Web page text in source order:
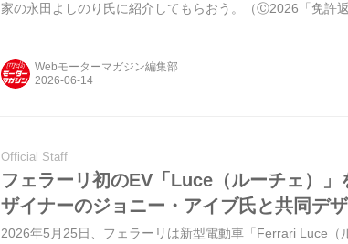
家の永田よしのり氏に紹介してもらおう。（Ⓒ2026「免許返
Webモーターマガジン編集部
Official Staff
フェラーリ初のEV「Luce（ルーチェ）
ザイナーのジョニー・アイブ氏と共同デ
2026年5月25日、フェラーリは新型電動車「Ferrari Luce（